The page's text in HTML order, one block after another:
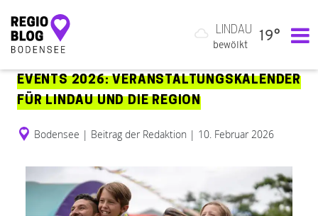
Hauptnavigation
LINDAU
bewölkt
19°
EVENTS 2026: VERANSTALTUNGSKALENDER
FÜR LINDAU UND DIE REGION
Bodensee | Beitrag der Redaktion | 10. Februar 2026